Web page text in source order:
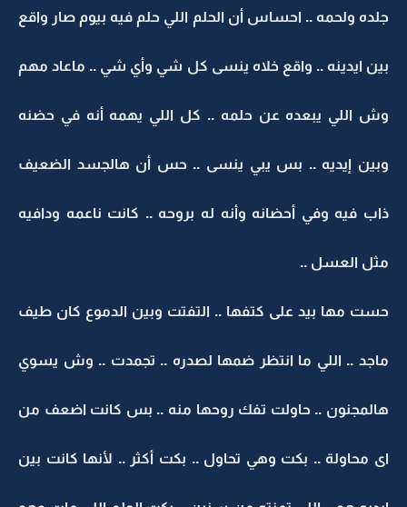
جلده ولحمه .. احساس أن الحلم اللي حلم فيه بيوم صار واقع
بين ايدينه .. واقع خلاه ينسى كل شي وأي شي .. ماعاد مهم
وش اللي يبعده عن حلمه .. كل اللي يهمه أنه في حضنه
وبين إيديه .. بس يبي ينسى .. حس أن هالجسد الضعيف
ذاب فيه وفي أحضانه وأنه له بروحه .. كانت ناعمه ودافيه
مثل العسل ..
حست مها بيد على كتفها .. التفتت وبين الدموع كان طيف
ماجد .. اللي ما انتظر ضمها لصدره .. تجمدت .. وش يسوي
هالمجنون .. حاولت تفك روحها منه .. بس كانت اضعف من
اى محاولة .. بكت وهي تحاول .. بكت أكثر .. لأنها كانت بين